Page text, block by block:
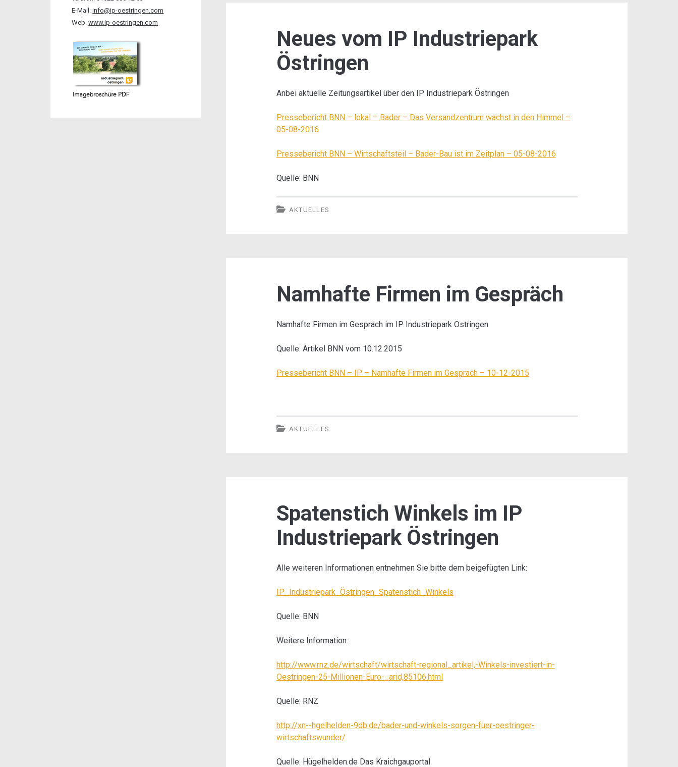
Neues vom IP Industriepark
Östringen
Anbei aktuelle Zeitungsartikel über den IP Industriepark Östringen
Pressebericht BNN – lokal – Bader – Das Versandzentrum wächst in den Himmel –
05-08-2016
Pressebericht BNN – Wirtschaftsteil – Bader-Bau ist im Zeitplan – 05-08-2016
Quelle: BNN
AKTUELLES
Namhafte Firmen im Gespräch
Namhafte Firmen im Gespräch im IP Industriepark Östringen
Quelle: Artikel BNN vom 10.12.2015
Pressebericht BNN – IP – Namhafte Firmen im Gespräch – 10-12-2015
AKTUELLES
Spatenstich Winkels im IP
Industriepark Östringen
Alle weiteren Informationen entnehmen Sie bitte dem beigefügten Link:
IP_Industriepark_Östringen_Spatenstich_Winkels
Quelle: BNN
Weitere Information:
http://www.rnz.de/wirtschaft/wirtschaft-regional_artikel,-Winkels-investiert-in-
Oestringen-25-Millionen-Euro-_arid,85106.html
Quelle: RNZ
http://xn--hgelhelden-9db.de/bader-und-winkels-sorgen-fuer-oestringer-
wirtschaftswunder/
Quelle: Hügelhelden.de Das Kraichgauportal
E-Mail:info@ip-oestringen.com
Web:www.ip-oestringen.com